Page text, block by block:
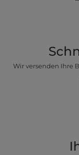
Wir versenden Ihre